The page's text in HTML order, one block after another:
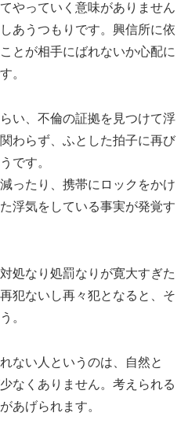
やっていく意味がありません
あうつもりです。興信所に依
とが相手にばれないか心配に
。
い、不倫の証拠を見つけて浮
わらず、ふとした拍子に再び
です。
ったり、携帯にロックをかけ
浮気をしている事実が発覚す
処なり処罰なりが寛大すぎた
犯ないし再々犯となると、そ
。
ない人というのは、自然と
なくありません。考えられる
あげられます。